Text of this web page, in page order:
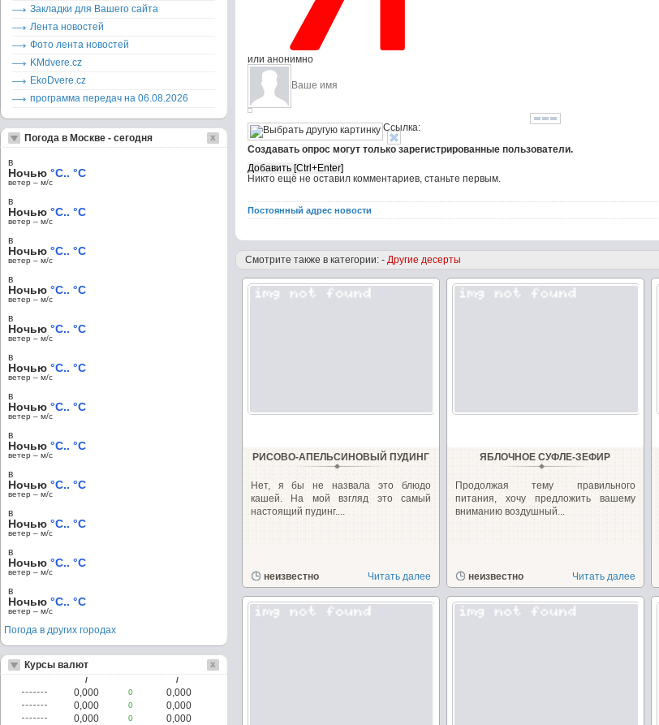
или анонимно
Ссылка:
Создавать опрос могут только зарегистрированные пользователи.
Никто ещё не оставил комментариев, станьте первым.
Постоянный адрес новости
Смотрите также в категории: -Другие десерты
РИСОВО-АПЕЛЬСИНОВЫЙ ПУДИНГ
Нет, я бы не назвала это блюдо
кашей. На мой взгляд это самый
настоящий пудинг....
неизвестно Читать далее
ЯБЛОЧНОЕ СУФЛЕ-ЗЕФИР
Продолжая тему правильного
питания, хочу предложить вашему
вниманию воздушный...
неизвестно Читать далее
Закладки для Вашего сайта
Лента новостей
Фото лента новостей
KMdvere.cz
EkoDvere.cz
программа передач на 06.08.2026
Погода в Москве - сегодня
в
Ночью °C.. °C
ветер – м/c
в
Ночью °C.. °C
ветер – м/c
в
Ночью °C.. °C
ветер – м/c
в
Ночью °C.. °C
ветер – м/c
в
Ночью °C.. °C
ветер – м/c
в
Ночью °C.. °C
ветер – м/c
в
Ночью °C.. °C
ветер – м/c
в
Ночью °C.. °C
ветер – м/c
в
Ночью °C.. °C
ветер – м/c
в
Ночью °C.. °C
ветер – м/c
в
Ночью °C.. °C
ветер – м/c
в
Ночью °C.. °C
ветер – м/c
Погода в других городах
Курсы валют
/ /
0,000 0
0,000
0,000
0
0,000
0,000
0
0,000